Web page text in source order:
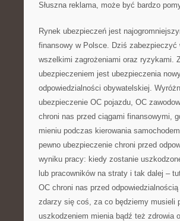
Słuszna reklama, może być bardzo
Rynek ubezpieczeń jest
finansowy w Polsce. Dziś
wszelkimi zagrożeniami oraz ryzykami.
ubezpieczeniem jest ubezpieczenia
odpowiedzialności obywatelskiej.
ubezpieczenie OC pojazdu, OC
chroni nas przed ciągami finansowymi,
mieniu podczas kierowania
pewno ubezpieczenie chroni przed
wyniku pracy: kiedy zostanie
lub pracowników na straty i tak dalej –
OC chroni nas przed
zdarzy się coś, za co będziemy musieli
uszkodzeniem mienia bądź też zdrowia